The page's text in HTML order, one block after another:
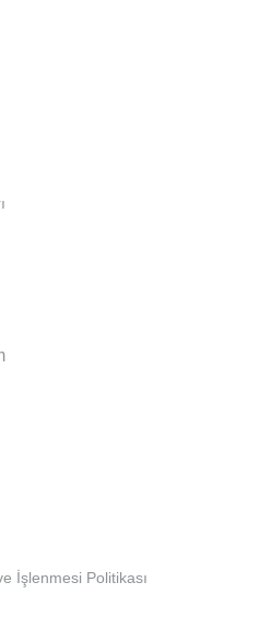
İşlenmesi Politikası